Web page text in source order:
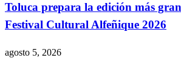
Toluca prepara la edición más
Festival Cultural Alfeñique 2026
agosto 5, 2026